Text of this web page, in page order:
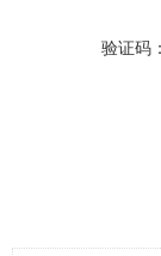
验证码